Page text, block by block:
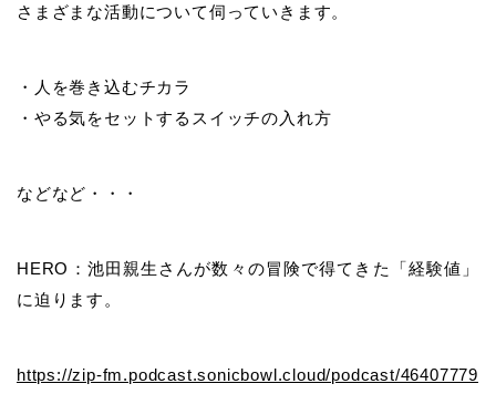
さまざまな活動について伺っていきます。
・人を巻き込むチカラ
・やる気をセットするスイッチの入れ方
などなど・・・
HERO：池田親生さんが数々の冒険で得てきた「経験値」
に迫ります。
https://zip-fm.podcast.sonicbowl.cloud/podcast/46407779